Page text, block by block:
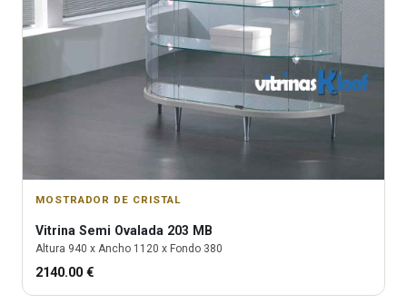
MOSTRADOR DE CRISTAL
Vitrina Semi Ovalada 203 MB
Altura 940 x Ancho 1120 x Fondo 380
2140.00 €